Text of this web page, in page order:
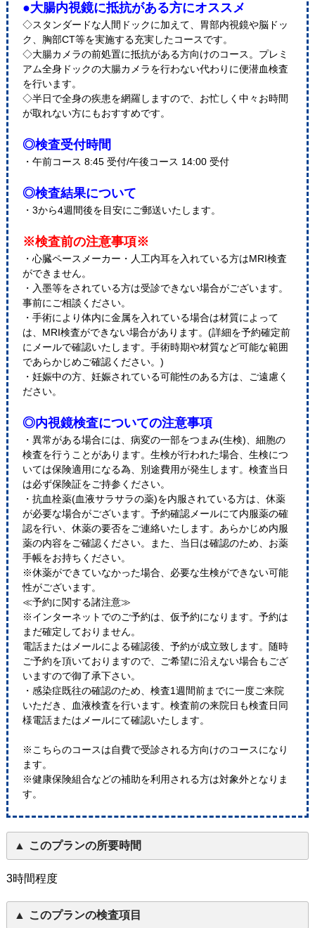
●大腸内視鏡に抵抗がある方にオススメ
◇スタンダードな人間ドックに加えて、胃部内視鏡や脳ドッ
ク、胸部CT等を実施する充実したコースです。
◇大腸カメラの前処置に抵抗がある方向けのコース。プレミ
アム全身ドックの大腸カメラを行わない代わりに便潜血検査
を行います。
◇半日で全身の疾患を網羅しますので、お忙しく中々お時間
が取れない方にもおすすめです。
◎検査受付時間
・午前コース 8:45 受付/午後コース 14:00 受付
◎検査結果について
・3から4週間後を目安にご郵送いたします。
※検査前の注意事項※
・心臓ペースメーカー・人工内耳を入れている方はMRI検査
ができません。
・入墨等をされている方は受診できない場合がございます。
事前にご相談ください。
・手術により体内に金属を入れている場合は材質によって
は、MRI検査ができない場合があります。(詳細を予約確定前
にメールで確認いたします。手術時期や材質など可能な範囲
であらかじめご確認ください。)
・妊娠中の方、妊娠されている可能性のある方は、ご遠慮く
ださい。
◎内視鏡検査についての注意事項
・異常がある場合には、病変の一部をつまみ(生検)、細胞の
検査を行うことがあります。生検が行われた場合、生検につ
いては保険適用になる為、別途費用が発生します。検査当日
は必ず保険証をご持参ください。
・抗血栓薬(血液サラサラの薬)を内服されている方は、休薬
が必要な場合がございます。予約確認メールにて内服薬の確
認を行い、休薬の要否をご連絡いたします。あらかじめ内服
薬の内容をご確認ください。また、当日は確認のため、お薬
手帳をお持ちください。
※休薬ができていなかった場合、必要な生検ができない可能
性がございます。
≪予約に関する諸注意≫
※インターネットでのご予約は、仮予約になります。予約は
まだ確定しておりません。
電話またはメールによる確認後、予約が成立致します。随時
ご予約を頂いておりますので、ご希望に沿えない場合もござ
いますので御了承下さい。
・感染症既往の確認のため、検査1週間前までに一度ご来院
いただき、血液検査を行います。検査前の来院日も検査日同
様電話またはメールにて確認いたします。
※こちらのコースは自費で受診される方向けのコースになり
ます。
※健康保険組合などの補助を利用される方は対象外となりま
す。
このプランの所要時間
3時間程度
このプランの検査項目